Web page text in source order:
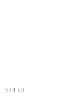
File
pdf
File
544 kB